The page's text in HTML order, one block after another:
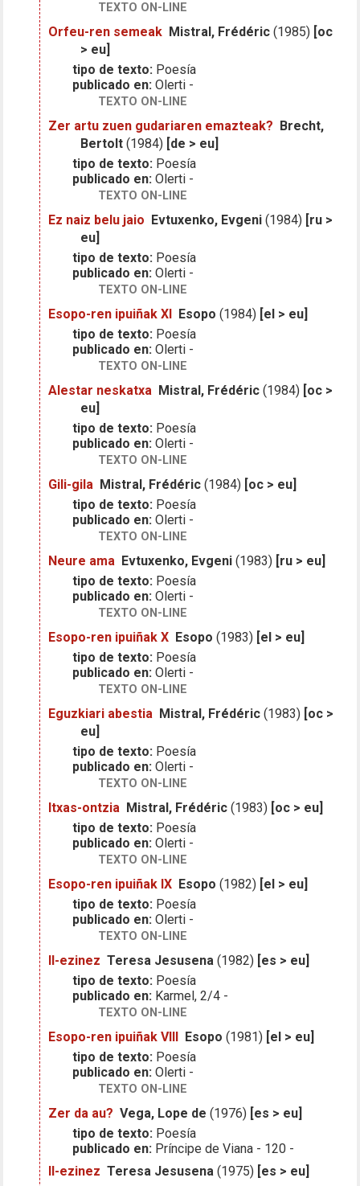
TEXTO ON-LINE
Orfeu-ren semeak Mistral, Frédéric(1985) [oc
> eu]
tipo de texto: Poesía
publicado en: Olerti -
TEXTO ON-LINE
Zer artu zuen gudariaren emazteak?
Brecht,
Bertolt (1984) [de > eu]
tipo de texto: Poesía
publicado en: Olerti -
TEXTO ON-LINE
Ez naiz belu jaio Evtuxenko, Evgeni (1984) [ru >
eu]
tipo de texto: Poesía
publicado en: Olerti -
TEXTO ON-LINE
Esopo-ren ipuiñak XI Esopo (1984) [el > eu]
tipo de texto: Poesía
publicado en: Olerti -
TEXTO ON-LINE
Alestar neskatxa Mistral, Frédéric (1984) [oc >
eu]
tipo de texto: Poesía
publicado en: Olerti -
TEXTO ON-LINE
Gili-gila Mistral, Frédéric(1984) [oc > eu]
tipo de texto: Poesía
publicado en: Olerti -
TEXTO ON-LINE
Neure ama Evtuxenko, Evgeni (1983) [ru > eu]
tipo de texto: Poesía
publicado en: Olerti -
TEXTO ON-LINE
Esopo-ren ipuiñak X Esopo (1983) [el > eu]
tipo de texto: Poesía
publicado en: Olerti -
TEXTO ON-LINE
Eguzkiari abestia Mistral, Frédéric (1983) [oc >
eu]
tipo de texto: Poesía
publicado en: Olerti -
TEXTO ON-LINE
Itxas-ontzia Mistral, Frédéric(1983) [oc > eu]
tipo de texto: Poesía
publicado en: Olerti -
TEXTO ON-LINE
Esopo-ren ipuiñak IX Esopo (1982) [el > eu]
tipo de texto: Poesía
publicado en: Olerti -
TEXTO ON-LINE
Il-ezinez Teresa Jesusena (1982) [es > eu]
tipo de texto: Poesía
publicado en: Karmel, 2/4 -
TEXTO ON-LINE
Esopo-ren ipuiñak VIII Esopo (1981) [el > eu]
tipo de texto: Poesía
publicado en: Olerti -
TEXTO ON-LINE
Zer da au? Vega, Lope de (1976) [es > eu]
tipo de texto: Poesía
publicado en: Príncipe de Viana - 120 -
Il-ezinez Teresa Jesusena (1975) [es > eu]